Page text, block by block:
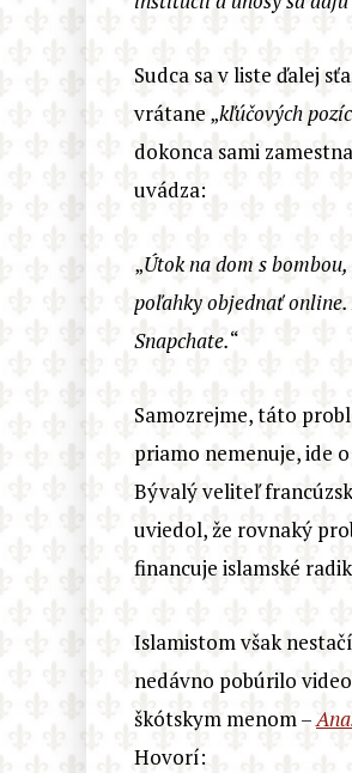
Sudca sa v liste ďalej
vrátane „kľúčových
dokonca sami
uvádza:
„Útok na dom s
poľahky objednať
Snapchate.“
Samozrejme, táto
priamo nemenuje, ide
Bývalý veliteľ
uviedol, že rovnaký
financuje islamské
Islamistom však
nedávno pobúrilo
škótskym menom –
Hovorí: